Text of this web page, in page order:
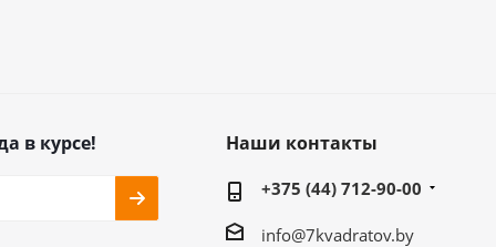
в курсе! Наши контакты
+375 (44) 712-90-00
info@7kvadratov.by